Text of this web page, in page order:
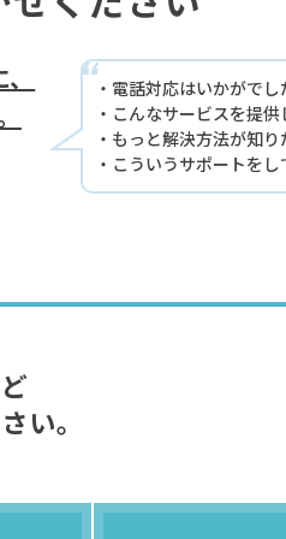
“
電話対応はいかがでし
こんなサービスを提供
もっと解決方法が知り
こういうサポートをし
い。